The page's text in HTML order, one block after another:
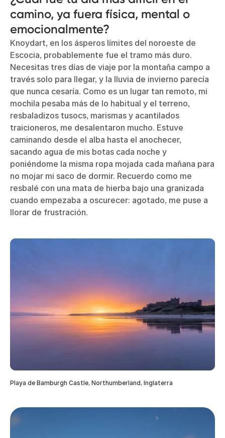
camino, ya fuera física, mental o
emocionalmente?
Knoydart, en los ásperos límites del noroeste de
Escocia, probablemente fue el tramo más duro.
Necesitas tres días de viaje por la montaña campo a
través solo para llegar, y la lluvia de invierno parecía
que nunca cesaría. Como es un lugar tan remoto, mi
mochila pesaba más de lo habitual y el terreno,
resbaladizos tusocs, marismas y acantilados
traicioneros, me desalentaron mucho. Estuve
caminando desde el alba hasta el anochecer,
sacando agua de mis botas cada noche y
poniéndome la misma ropa mojada cada mañana para
no mojar mi saco de dormir. Recuerdo como me
resbalé con una mata de hierba bajo una granizada
cuando empezaba a oscurecer: agotado, me puse a
llorar de frustración.
Playa de Bamburgh Castle, Northumberland, Inglaterra